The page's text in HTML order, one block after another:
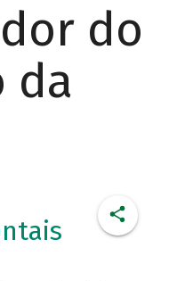
do
da